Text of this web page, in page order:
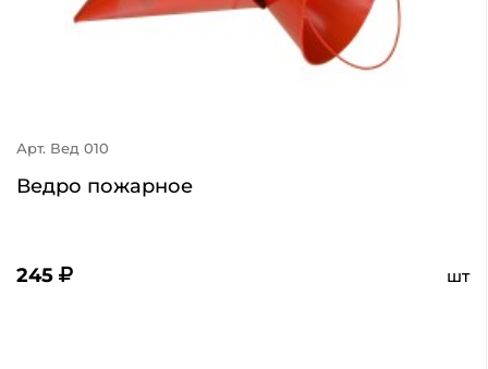
Арт. Вед 010
Ведро пожарное
245 шт